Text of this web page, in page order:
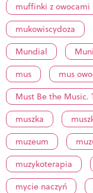
muffinki z owocami
mukowiscydoza
Mundial
mus
mus
Must Be the Music.
muszka
muzeum
muzykoterapia
mycie naczyń